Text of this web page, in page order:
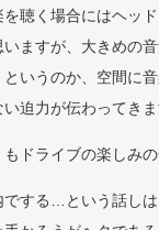
聴く場合にはヘッ
ますが、大きめの
いうのか、空間に
迫力が伝わってきま
ドライブの楽しみの
でする…という話し